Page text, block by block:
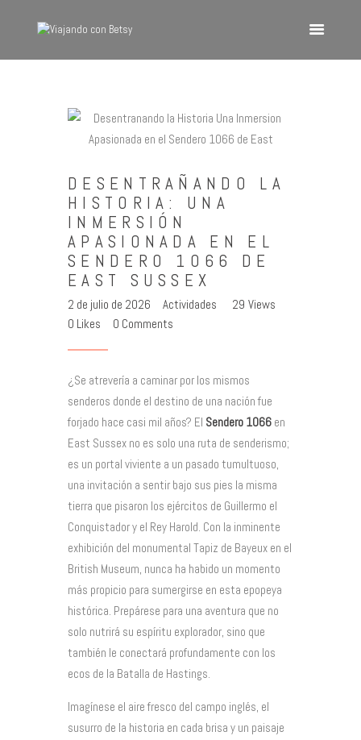
VIAJANDO CON BETSY
Inicio
Europa
América
Asia
Quienes Somos
Contacto
DESENTRAÑANDO LA
HISTORIA: UNA
INMERSIÓN
APASIONADA EN EL
SENDERO 1066 DE
EAST SUSSEX
2 de julio de 2026 Actividades 29 Views
0 Likes 0 Comments
¿Se atrevería a caminar por los mismos
senderos donde el destino de una nación fue
forjado hace casi mil años? El Sendero 1066 en
East Sussex no es solo una ruta de senderismo;
es un portal viviente a un pasado tumultuoso,
una invitación a sentir bajo sus pies la misma
tierra que pisaron los ejércitos de Guillermo el
Conquistador y el Rey Harold. Con la inminente
exhibición del monumental Tapiz de Bayeux en el
British Museum, nunca ha habido un momento
más propicio para sumergirse en esta epopeya
histórica. Prepárese para una aventura que no
solo nutrirá su espíritu explorador, sino que
también le conectará profundamente con los
ecos de la Batalla de Hastings.
Imagínese el aire fresco del campo inglés, el
susurro de la historia en cada brisa y un paisaje